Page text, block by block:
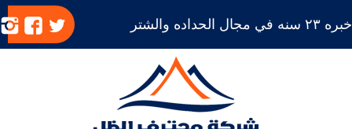
خبره ٢٣ سنه في مجال الحداده والشتر
تابعنا
علىعلى